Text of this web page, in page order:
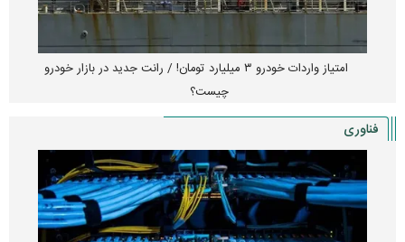
امتیاز واردات خودرو ۳ میلیارد تومان! / رانت جدید در بازار خودرو
چیست؟
فناوری